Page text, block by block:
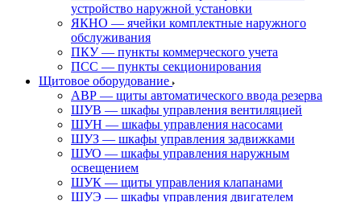
устройство наружной установки
ЯКНО — ячейки комплектные наружного
обслуживания
ПКУ — пункты коммерческого учета
ПСС — пункты секционирования
Щитовое оборудование
АВР — щиты автоматического ввода резерва
ШУВ — шкафы управления вентиляцией
ШУН — шкафы управления насосами
ШУЗ — шкафы управления задвижками
ШУО — шкафы управления наружным
освещением
ШУК — щиты управления клапанами
ШУЭ — шкафы управления двигателем